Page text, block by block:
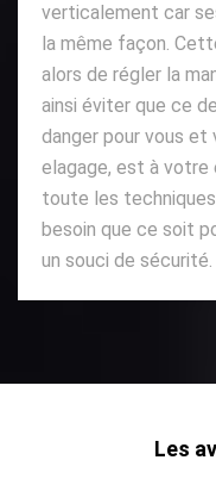
verticalement car
la même façon.
alors de régler la
ainsi éviter que ce
danger pour vous
elagage, est à votre
toute les
besoin que ce soit
un souci de sécurité.
Les